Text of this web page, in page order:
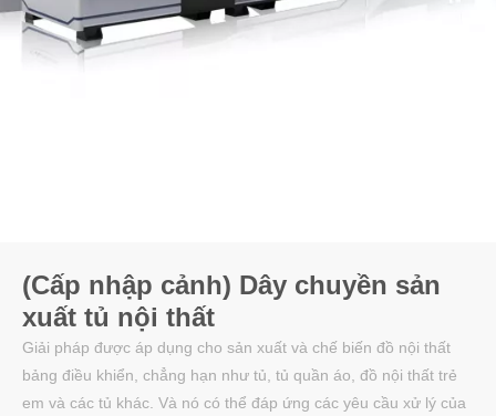
(Cấp nhập cảnh) Dây chuyền sản
xuất tủ nội thất
Giải pháp được áp dụng cho sản xuất và chế biến đồ nội thất
bảng điều khiển, chẳng hạn như tủ, tủ quần áo, đồ nội thất trẻ
em và các tủ khác. Và nó có thể đáp ứng các yêu cầu xử lý của